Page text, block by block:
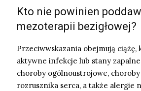
Kto nie powinien
mezoterapii bezigłowej?
Przeciwwskazania obejmują ciążę,
aktywne infekcje lub stany
choroby ogólnoustrojowe,
rozrusznika serca, a także alergie